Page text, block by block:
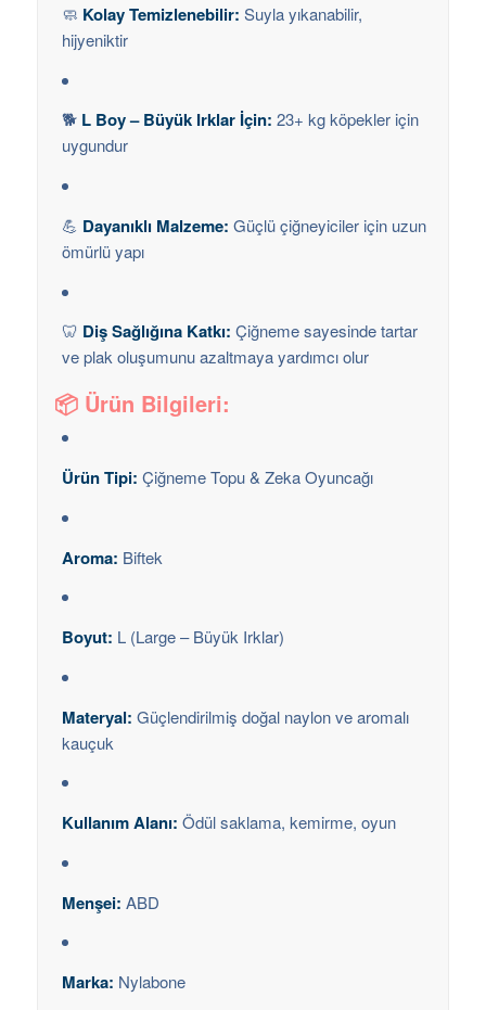
🧼 Kolay Temizlenebilir: Suyla yıkanabilir,
hijyeniktir
🐕 L Boy – Büyük Irklar İçin: 23+ kg köpekler için
uygundur
💪 Dayanıklı Malzeme: Güçlü çiğneyiciler için uzun
ömürlü yapı
🦷 Diş Sağlığına Katkı: Çiğneme sayesinde tartar
ve plak oluşumunu azaltmaya yardımcı olur
📦 Ürün Bilgileri:
Ürün Tipi: Çiğneme Topu & Zeka Oyuncağı
Aroma: Biftek
Boyut: L (Large – Büyük Irklar)
Materyal: Güçlendirilmiş doğal naylon ve aromalı
kauçuk
Kullanım Alanı: Ödül saklama, kemirme, oyun
Menşei: ABD
Marka: Nylabone